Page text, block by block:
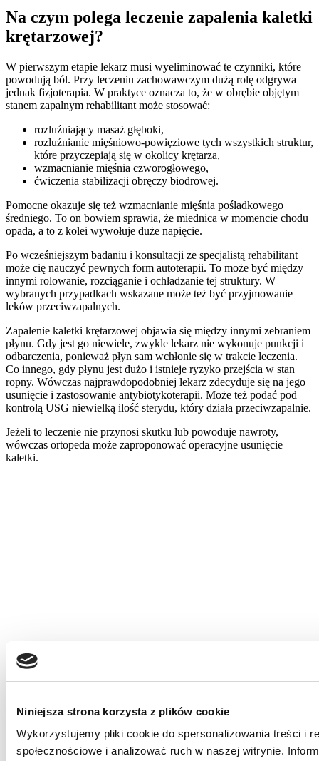
Niniejsza strona korzysta z plików cookie
Wykorzystujemy pliki cookie do spersonalizowania treści i
społecznościowe i analizować ruch w naszej witrynie.
Na czym polega leczenie zapalenia kaletki
krętarzowej?
W pierwszym etapie lekarz musi wyeliminować te czynniki, które
powodują ból. Przy leczeniu zachowawczym dużą rolę odgrywa
jednak fizjoterapia. W praktyce oznacza to, że w obrębie objętym
stanem zapalnym rehabilitant może stosować:
rozluźniający masaż głęboki,
rozluźnianie mięśniowo-powięziowe tych wszystkich struktur,
które przyczepiają się w okolicy krętarza,
wzmacnianie mięśnia czworogłowego,
ćwiczenia stabilizacji obręczy biodrowej.
Pomocne okazuje się też wzmacnianie mięśnia pośladkowego
średniego. To on bowiem sprawia, że miednica w momencie chodu
opada, a to z kolei wywołuje duże napięcie.
Po wcześniejszym badaniu i konsultacji ze specjalistą rehabilitant
może cię nauczyć pewnych form autoterapii. To może być między
innymi rolowanie, rozciąganie i ochładzanie tej struktury. W
wybranych przypadkach wskazane może też być przyjmowanie
leków przeciwzapalnych.
Zapalenie kaletki krętarzowej objawia się między innymi zebraniem
płynu. Gdy jest go niewiele, zwykle lekarz nie wykonuje punkcji i
odbarczenia, ponieważ płyn sam wchłonie się w trakcie leczenia.
Co innego, gdy płynu jest dużo i istnieje ryzyko przejścia w stan
ropny. Wówczas najprawdopodobniej lekarz zdecyduje się na jego
usunięcie i zastosowanie antybiotykoterapii. Może też podać pod
kontrolą USG niewielką ilość sterydu, który działa przeciwzapalnie.
Jeżeli to leczenie nie przynosi skutku lub powoduje nawroty,
wówczas ortopeda może zaproponować operacyjne usunięcie
kaletki.